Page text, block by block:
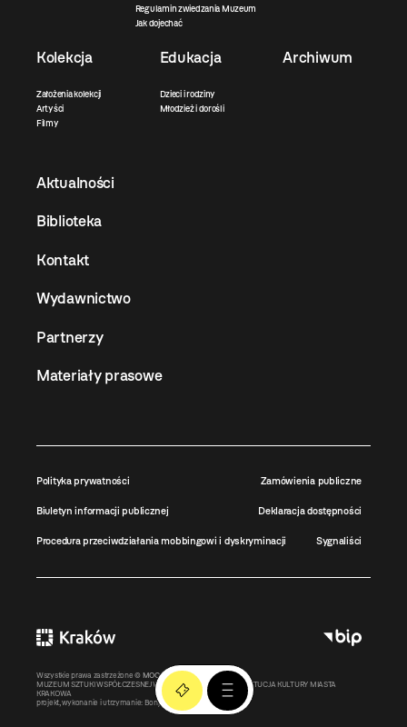
Regulamin zwiedzania Muzeum
Jak dojechać
Kolekcja
Założenia kolekcji
Artyści
Filmy
Edukacja
Dzieci i rodziny
Młodzież i dorośli
Archiwum
Aktualności
Biblioteka
Kontakt
Wydawnictwo
Partnerzy
Materiały prasowe
Polityka prywatności Zamówienia publiczne
Biuletyn informacji publicznej Deklaracja dostępności
Procedura przeciwdziałania mobbingowi i dyskryminacji Sygnaliści
Wszystkie prawa zastrzeżone © MOCAK2011-2026
MUZEUM SZTUKI WSPÓŁCZESNEJ W KRAKOWIE MOCAK – INSTYTUCJA KULTURY MIASTA
KRAKOWA
projekt, wykonanie i utrzymanie: Bonjour.pl